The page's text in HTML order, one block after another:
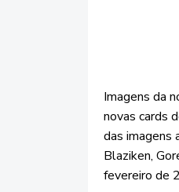
Imagens da
novas cards
das imagens
Blaziken,
fevereiro de